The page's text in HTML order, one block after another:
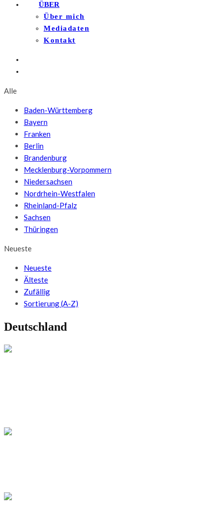
ÜBER
Über mich
Mediadaten
Kontakt
Alle
Baden-Württemberg
Bayern
Franken
Berlin
Brandenburg
Mecklenburg-Vorpommern
Niedersachsen
Nordrhein-Westfalen
Rheinland-Pfalz
Sachsen
Thüringen
Neueste
Neueste
Älteste
Zufällig
Sortierung (A-Z)
Deutschland